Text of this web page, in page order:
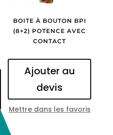
BOITE À BOUTON BPI
(8+2) POTENCE AVEC
CONTACT
Ajouter au
devis
Mettre dans les favoris